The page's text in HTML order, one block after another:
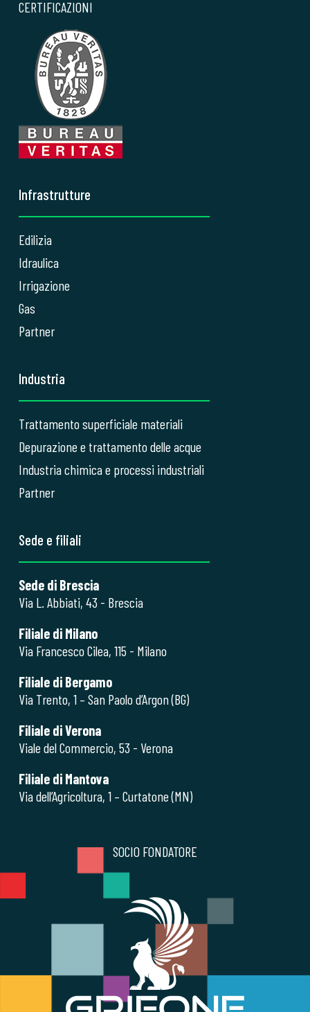
CERTIFICAZIONI
Infrastrutture
Edilizia
Idraulica
Irrigazione
Gas
Partner
Industria
Trattamento superficiale materiali
Depurazione e trattamento delle acque
Industria chimica e processi industriali
Partner
Sede e filiali
Sede di Brescia
Via L. Abbiati, 43 - Brescia
Filiale di Milano
Via Francesco Cilea, 115 - Milano
Filiale di Bergamo
Via Trento, 1 – San Paolo d’Argon (BG)
Filiale di Verona
Viale del Commercio, 53 - Verona
Filiale di Mantova
Via dell’Agricoltura, 1 – Curtatone (MN)
SOCIO FONDATORE